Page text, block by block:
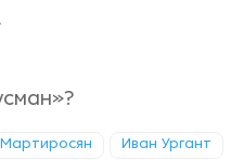
Мартиросян Иван Ургант